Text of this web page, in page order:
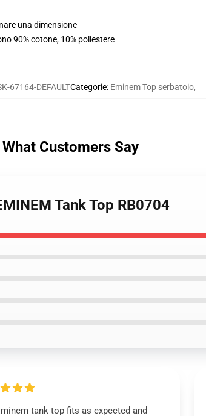
una dimensione
90% cotone, 10% poliestere
67164-DEFAULTCategorie: Eminem Top serbatoio,
What Customers Say
Tank Top RB0704
tank top fits as expected and